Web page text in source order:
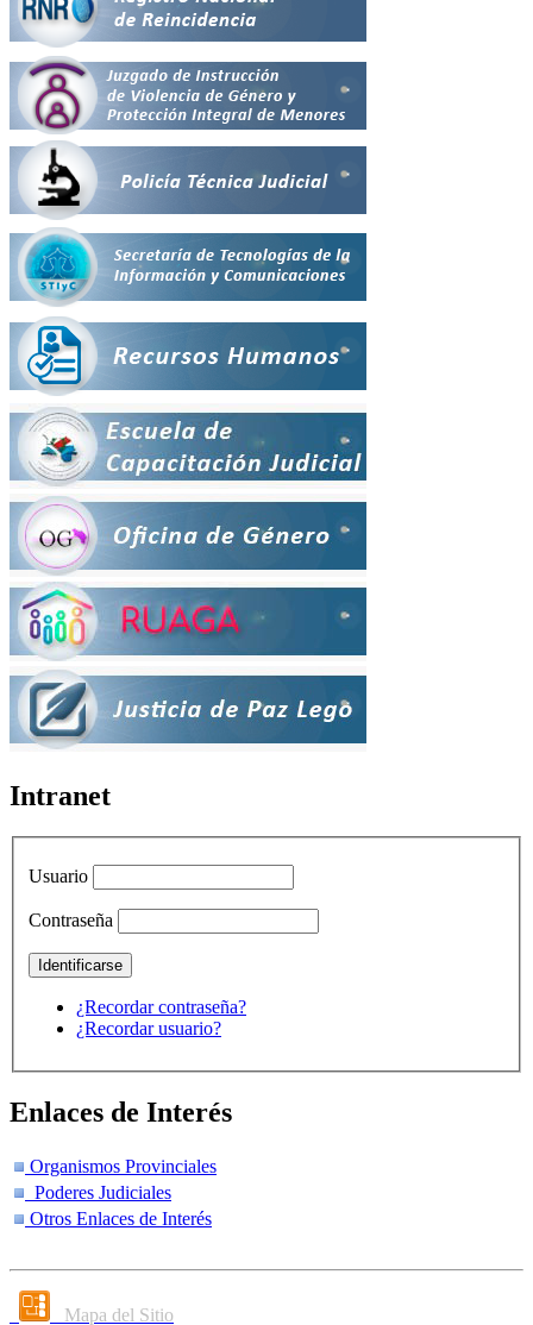
Intranet
Usuario
Contraseña
¿Recordar contraseña?
¿Recordar usuario?
Enlaces de Interés
Organismos Provinciales
Poderes Judiciales
Otros Enlaces de Interés
Mapa del Sitio